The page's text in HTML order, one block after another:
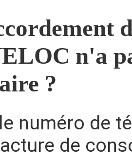
n'a
?
numéro de
de